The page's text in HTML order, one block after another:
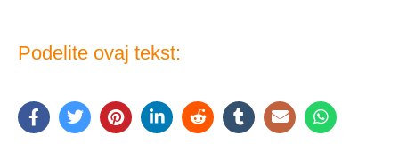
Podelite ovaj tekst: